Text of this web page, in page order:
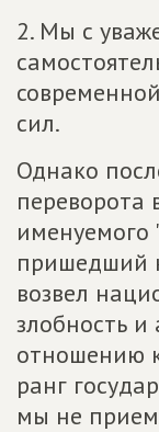
2. Мы с
сил.
Однако
переворота
именуемого
пришедший
возвел
злобность и
отношению
ранг
мы не